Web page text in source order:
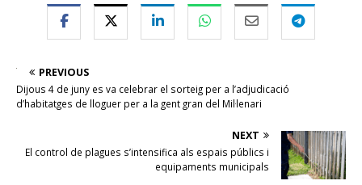
PREVIOUS
Dijous 4 de juny es va celebrar el sorteig per a l’adjudicació
d’habitatges de lloguer per a la gent gran del Mil·lenari
NEXT
El control de plagues s’intensifica als espais públics i
equipaments municipals